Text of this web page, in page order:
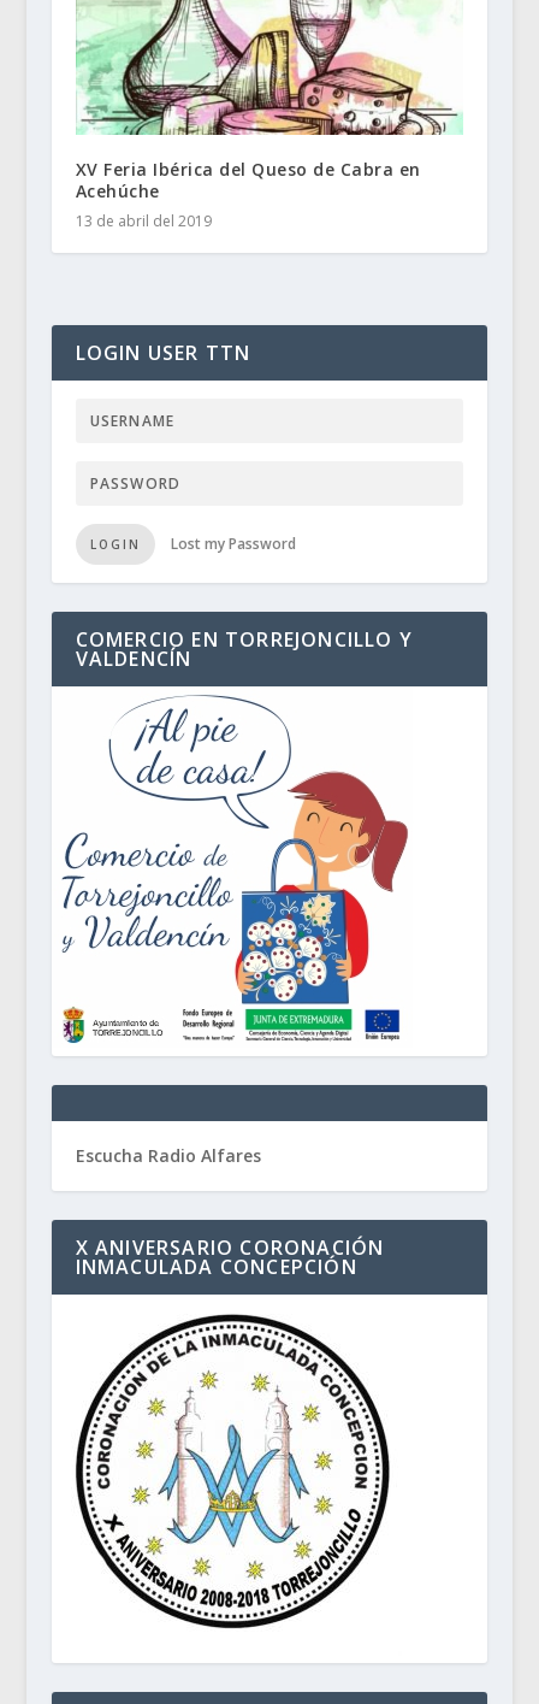
XV Feria Ibérica del Queso de Cabra en
Acehúche
13 de abril del 2019
LOGIN USER TTN
LOGIN Lost my Password
COMERCIO EN TORREJONCILLO Y
VALDENCÍN
Escucha Radio Alfares
X ANIVERSARIO CORONACIÓN
INMACULADA CONCEPCIÓN